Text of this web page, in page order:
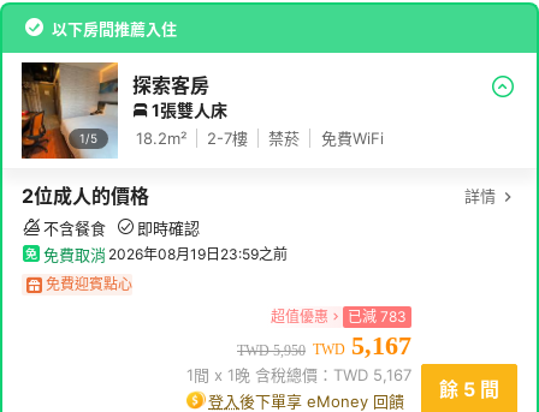
以下房間推薦入住
1/5
探索客房
1張雙人床
18.2m² 2-7樓 禁菸 免費WiFi
2位成人的價格
詳情
不含餐食
即時確認
免費取消 2026年08月19日23:59之前
免費迎賓點心
超值優惠
已減 783
TWD 5,950 TWD 5,167
1間 x 1晚 含稅總價：TWD 5,167
登入後下單享 eMoney 回饋 餘 5 間